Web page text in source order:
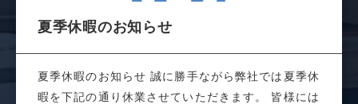
夏季休暇のお知らせ
夏季休暇のお知らせ 誠に勝手ながら弊社では夏季休
暇を下記の通り休業させていただきます。 皆様には